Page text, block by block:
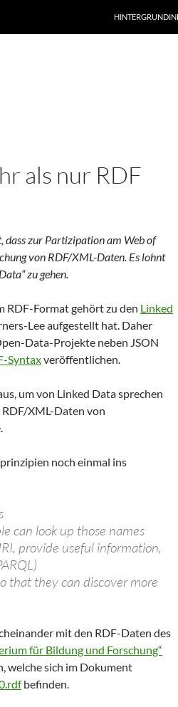
als nur RDF
dass zur Partizipation am Web of
von RDF/XML-Daten. Es lohnt
zu gehen.
RDF-Format gehört zu den Linked
Lee aufgestellt hat. Daher
Data-Projekte neben JSON
Syntaxveröffentlichen.
um von Linked Data sprechen
RDF/XML-Daten von
noch einmal ins
can look up those names
provide useful information,
that they can discover more
mit den RDF-Daten des
für Bildung und Forschung“
welche sich im Dokument
befinden.